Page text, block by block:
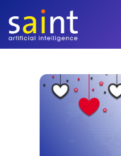
contenido